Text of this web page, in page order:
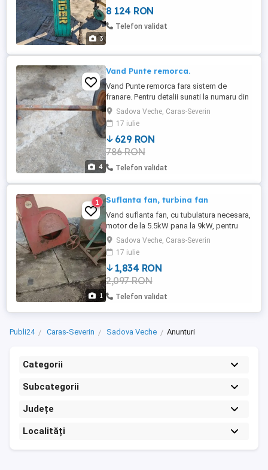
3
8 124 RON
Telefon validat
4
Vand Punte remorca.
Vand Punte remorca fara sistem de
franare. Pentru detalii sunati la numaru din
anunt.Sadova Veche, Caras-Severin
17 iulie
629 RON
786 RON
Telefon validat
1
1 Suflanta fan, turbina fan
Vand suflanta fan, cu tubulatura necesara,
motor de la 5.5kW pana la 9kW, pentru
detalii sunati la numaru din anunt.
Sadova Veche, Caras-Severin
17 iulie
1,834 RON
2,097 RON
Telefon validat
Publi24 Caras-Severin Sadova Veche Anunturi
Categorii
Subcategorii
Județe
Localități